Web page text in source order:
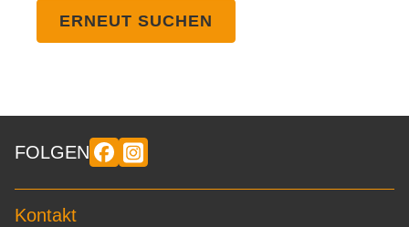
ERNEUT SUCHEN
FOLGEN
Kontakt